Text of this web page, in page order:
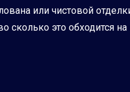
или чистовой
сколько это обходится на